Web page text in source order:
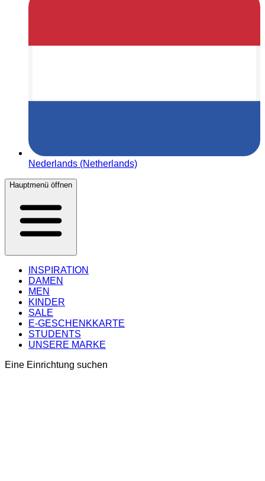
Nederlands (Netherlands)
Hauptmenü öffnen
INSPIRATION
DAMEN
MEN
KINDER
SALE
E-GESCHENKKARTE
STUDENTS
UNSERE MARKE
Eine Einrichtung suchen